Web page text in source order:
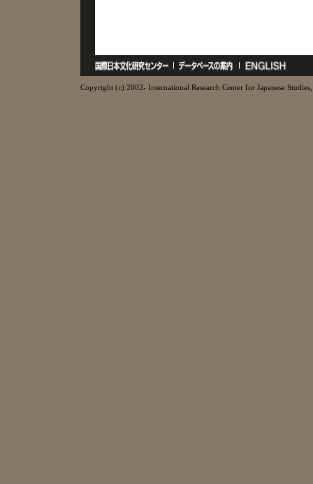
Copyright (c) 2002- International Research Center for Japanese